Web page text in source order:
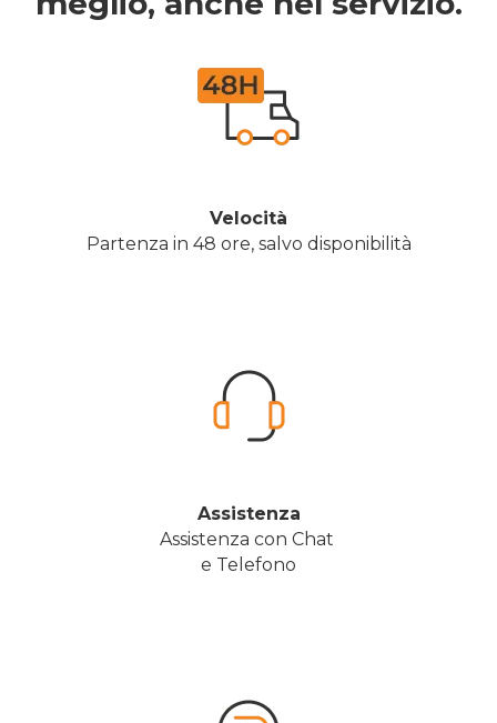
Velocità
Partenza in 48 ore, salvo disponibilità
Assistenza
Assistenza con Chat
e Telefono